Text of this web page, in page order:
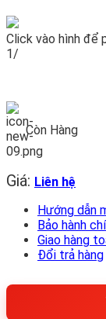
Click vào hình để
1/
Còn Hàng
Giá: Liên hệ
Hướng dẫn
Bảo hành
Giao hàng
Đổi trả hàng